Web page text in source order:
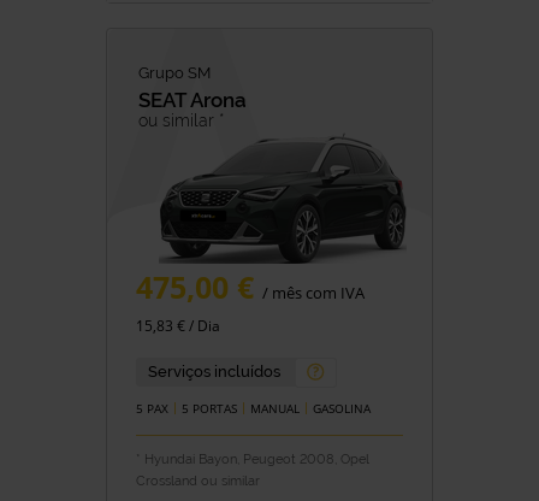
Grupo SM
SEAT Arona
ou similar *
475,00 € / mês com IVA
15,83 € / Dia
Serviços incluídos
5 PAX 5 PORTAS MANUAL GASOLINA
* Hyundai Bayon, Peugeot 2008, Opel
Crossland ou similar